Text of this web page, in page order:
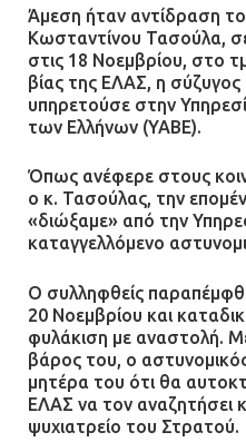
Άμεση ήταν αντίδραση
Κωσταντίνου Τασούλα,
στις 18 Νοεμβρίου, στο
βίας της ΕΛΑΣ, η
υπηρετούσε στην
των Ελλήνων (ΥΑΒΕ).
Όπως ανέφερε στους
ο κ. Τασούλας, την
«διώξαμε» από την
καταγγελλόμενο
Ο συλληφθείς
20 Νοεμβρίου και
φυλάκιση με αναστολή.
βάρος του, ο
μητέρα του ότι θα
ΕΛΑΣ να τον αναζητήσει
ψυχιατρείο του Στρατού.